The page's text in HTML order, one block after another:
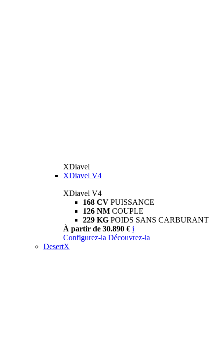
XDiavel
XDiavel V4
XDiavel V4
168 CV PUISSANCE
126 NM COUPLE
229 KG POIDS SANS CARBURANT
À partir de 30.890 € i
Configurez-la Découvrez-la
DesertX